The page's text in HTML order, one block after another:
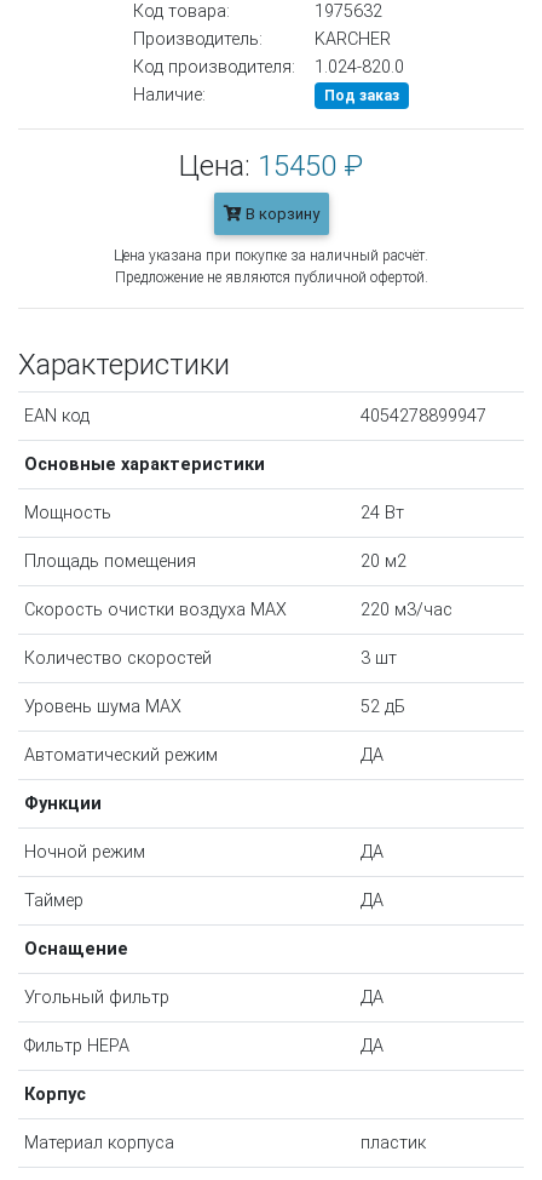
Код товара:
1975632
Производитель:
KARCHER
Код производителя:
1.024-820.0
Наличие:
Под заказ
Цена: 15450 ₽
В корзину
Цена указана при покупке за наличный расчёт.
Предложение не являются публичной офертой.
Характеристики
EAN код 4054278899947
Основные характеристики
Мощность 24 Вт
Площадь помещения 20 м2
Скорость очистки воздуха MAX 220 м3/час
Количество скоростей 3 шт
Уровень шума MAX 52 дБ
Автоматический режим ДА
Функции
Ночной режим ДА
Таймер ДА
Оснащение
Угольный фильтр ДА
Фильтр HEPA ДА
Корпус
Материал корпуса пластик